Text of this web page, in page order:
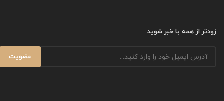
زودتر از همه با خبر شوید